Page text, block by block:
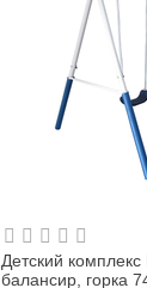
Детский
балансир, горка